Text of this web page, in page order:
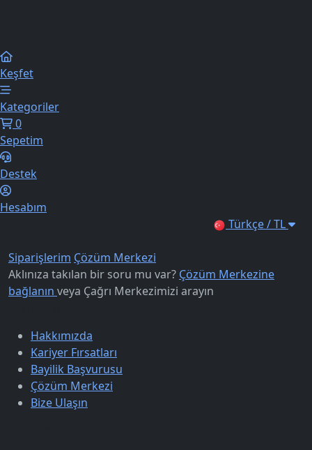
Keşfet
Kategoriler
0
Sepetim
Destek
Hesabım
Türkçe / TL
Siparişlerim Çözüm Merkezi
Aklınıza takılan bir soru mu var? Çözüm Merkezine
bağlanın veya Çağrı Merkezimizi arayın
Hakkımızda
Kariyer Fırsatları
Bayilik Başvurusu
Çözüm Merkezi
Bize Ulaşın